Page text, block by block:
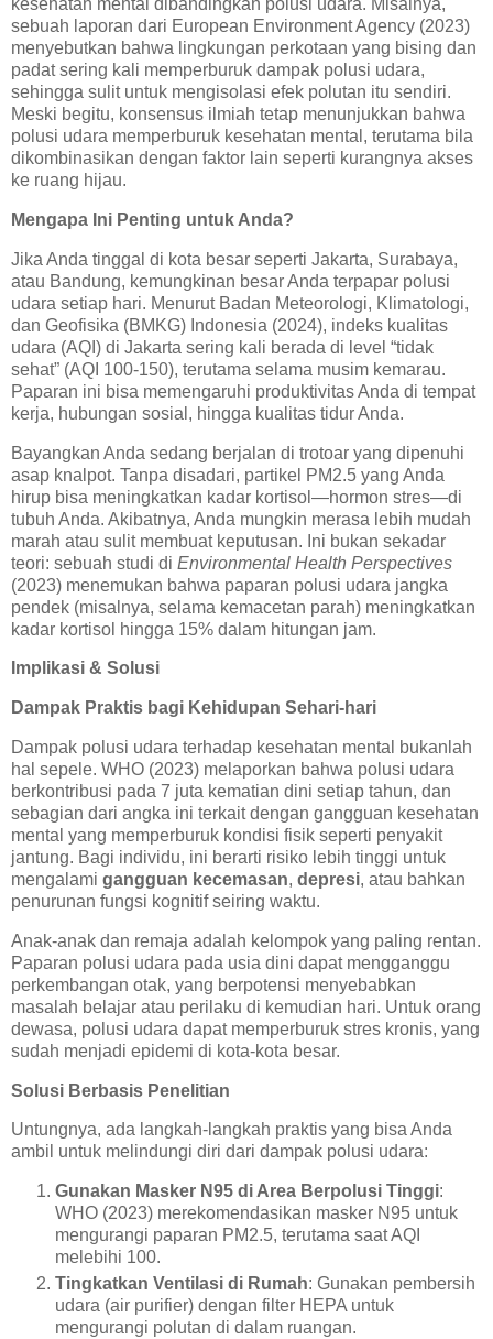
kesehatan mental dibandingkan polusi udara. Misalnya,
sebuah laporan dari European Environment Agency (2023)
menyebutkan bahwa lingkungan perkotaan yang bising dan
padat sering kali memperburuk dampak polusi udara,
sehingga sulit untuk mengisolasi efek polutan itu sendiri.
Meski begitu, konsensus ilmiah tetap menunjukkan bahwa
polusi udara memperburuk kesehatan mental, terutama bila
dikombinasikan dengan faktor lain seperti kurangnya akses
ke ruang hijau.
Mengapa Ini Penting untuk Anda?
Jika Anda tinggal di kota besar seperti Jakarta, Surabaya,
atau Bandung, kemungkinan besar Anda terpapar polusi
udara setiap hari. Menurut Badan Meteorologi, Klimatologi,
dan Geofisika (BMKG) Indonesia (2024), indeks kualitas
udara (AQI) di Jakarta sering kali berada di level “tidak
sehat” (AQI 100-150), terutama selama musim kemarau.
Paparan ini bisa memengaruhi produktivitas Anda di tempat
kerja, hubungan sosial, hingga kualitas tidur Anda.
Bayangkan Anda sedang berjalan di trotoar yang dipenuhi
asap knalpot. Tanpa disadari, partikel PM2.5 yang Anda
hirup bisa meningkatkan kadar kortisol—hormon stres—di
tubuh Anda. Akibatnya, Anda mungkin merasa lebih mudah
marah atau sulit membuat keputusan. Ini bukan sekadar
teori: sebuah studi di Environmental Health Perspectives
(2023) menemukan bahwa paparan polusi udara jangka
pendek (misalnya, selama kemacetan parah) meningkatkan
kadar kortisol hingga 15% dalam hitungan jam.
Implikasi & Solusi
Dampak Praktis bagi Kehidupan Sehari-hari
Dampak polusi udara terhadap kesehatan mental bukanlah
hal sepele. WHO (2023) melaporkan bahwa polusi udara
berkontribusi pada 7 juta kematian dini setiap tahun, dan
sebagian dari angka ini terkait dengan gangguan kesehatan
mental yang memperburuk kondisi fisik seperti penyakit
jantung. Bagi individu, ini berarti risiko lebih tinggi untuk
mengalami gangguan kecemasan, depresi, atau bahkan
penurunan fungsi kognitif seiring waktu.
Anak-anak dan remaja adalah kelompok yang paling rentan.
Paparan polusi udara pada usia dini dapat mengganggu
perkembangan otak, yang berpotensi menyebabkan
masalah belajar atau perilaku di kemudian hari. Untuk orang
dewasa, polusi udara dapat memperburuk stres kronis, yang
sudah menjadi epidemi di kota-kota besar.
Solusi Berbasis Penelitian
Untungnya, ada langkah-langkah praktis yang bisa Anda
ambil untuk melindungi diri dari dampak polusi udara:
Gunakan Masker N95 di Area Berpolusi Tinggi:
WHO (2023) merekomendasikan masker N95 untuk
mengurangi paparan PM2.5, terutama saat AQI
melebihi 100.
Tingkatkan Ventilasi di Rumah: Gunakan pembersih
udara (air purifier) dengan filter HEPA untuk
mengurangi polutan di dalam ruangan.